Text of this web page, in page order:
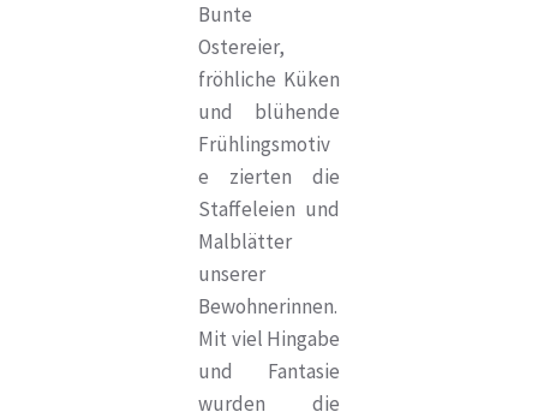
Bunte
Ostereier,
fröhliche Küken
und blühende
Frühlingsmotiv
e zierten die
Staffeleien und
Malblätter
unserer
Bewohnerinnen.
Mit viel Hingabe
und Fantasie
wurden die